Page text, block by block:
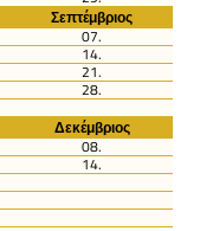
Σεπτέμβριος
07.
14.
21.
28.
Δεκέμβριος
08.
14.